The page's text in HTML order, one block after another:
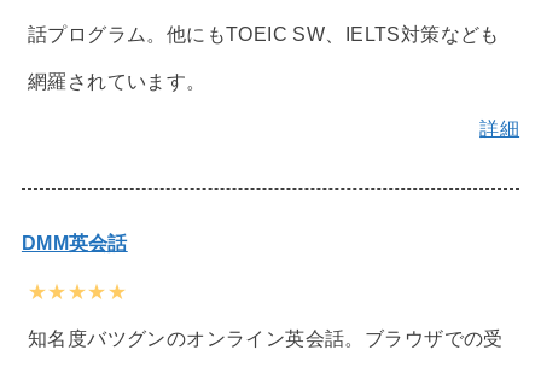
話プログラム。他にもTOEIC SW、IELTS対策なども
網羅されています。
詳細
DMM英会話
★★★★★
知名度バツグンのオンライン英会話。ブラウザでの受